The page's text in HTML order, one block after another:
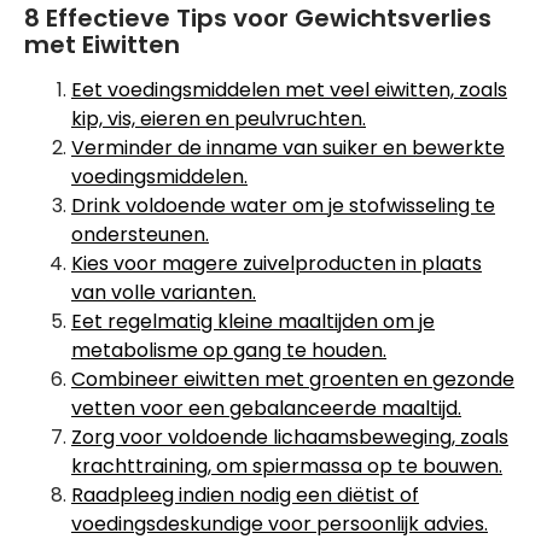
8 Effectieve Tips voor Gewichtsverlies
met Eiwitten
Eet voedingsmiddelen met veel eiwitten, zoals
kip, vis, eieren en peulvruchten.
Verminder de inname van suiker en bewerkte
voedingsmiddelen.
Drink voldoende water om je stofwisseling te
ondersteunen.
Kies voor magere zuivelproducten in plaats
van volle varianten.
Eet regelmatig kleine maaltijden om je
metabolisme op gang te houden.
Combineer eiwitten met groenten en gezonde
vetten voor een gebalanceerde maaltijd.
Zorg voor voldoende lichaamsbeweging, zoals
krachttraining, om spiermassa op te bouwen.
Raadpleeg indien nodig een diëtist of
voedingsdeskundige voor persoonlijk advies.